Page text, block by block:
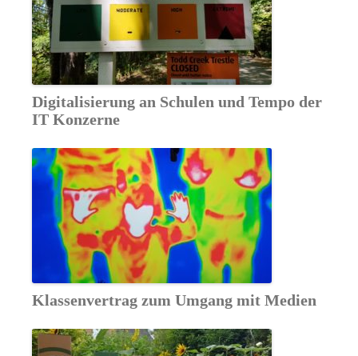
Digitalisierung an Schulen und Tempo der
IT Konzerne
Klassenvertrag zum Umgang mit Medien